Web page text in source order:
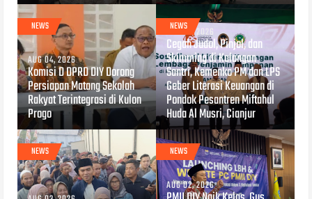
NEWS
AUG 04, 2026
Komisi D DPRD DIY Dorong
Persiapan Matang Sekolah
Rakyat Terintegrasi di Kulon
Progo
NEWS
AUG 04, 2026
Cegah Judol, Pinjol, dan
Skimming di Kalangan
Santri, Kemenko PM dan LPS
Geber Literasi Keuangan di
Pondok Pesantren Miftahul
Huda Al Musri, Cianjur
NEWS NEWS
AUG 02, 2026